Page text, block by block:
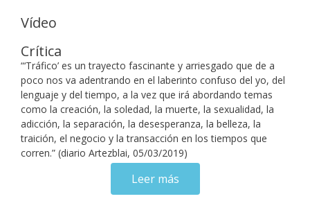
Vídeo
Crítica
“‘Tráfico’ es un trayecto fascinante y arriesgado que de a
poco nos va adentrando en el laberinto confuso del yo, del
lenguaje y del tiempo, a la vez que irá abordando temas
como la creación, la soledad, la muerte, la sexualidad, la
adicción, la separación, la desesperanza, la belleza, la
traición, el negocio y la transacción en los tiempos que
corren.” (diario Artezblai, 05/03/2019)
Leer más